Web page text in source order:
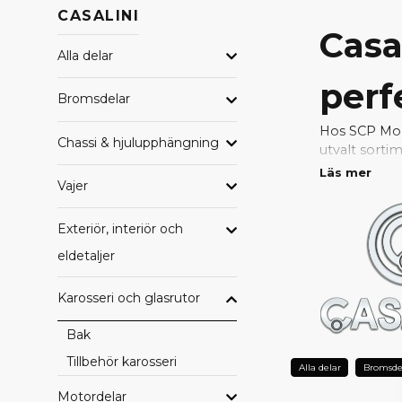
CASALINI
Alla delar
Bromsdelar
Chassi & hjulupphängning
Vajer
Exteriör, interiör och
eldetaljer
Karosseri och glasrutor
Bak
Tillbehör karosseri
Motordelar
Hos SCP
utvalt
passform
Att
Exakt
Hög
Lång
Läs mer
Alla delar